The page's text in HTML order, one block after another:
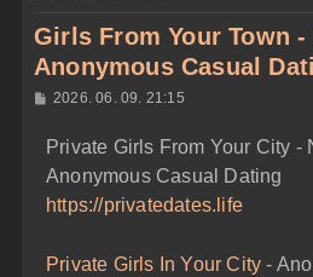
Girls From Your Town
Anonymous Casual
H
z
á
s
z
ó
s
2026. 06. 09. 21:15
Private Girls From Your City -
Anonymous Casual Dating
https://privatedates.life
Private Girls In Your City -